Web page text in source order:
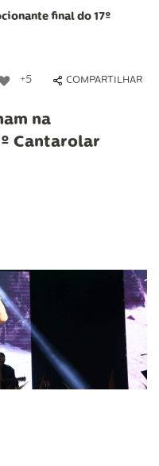
final do 17º
+5 COMPARTILHAR
na
Cantarolar